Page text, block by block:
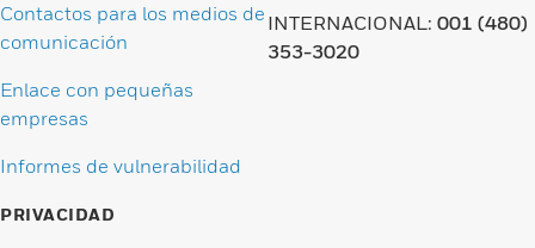
Contactos para los medios de
comunicación
Enlace con pequeñas
empresas
Informes de vulnerabilidad
INTERNACIONAL: 001 (480)
353-3020
PRIVACIDAD